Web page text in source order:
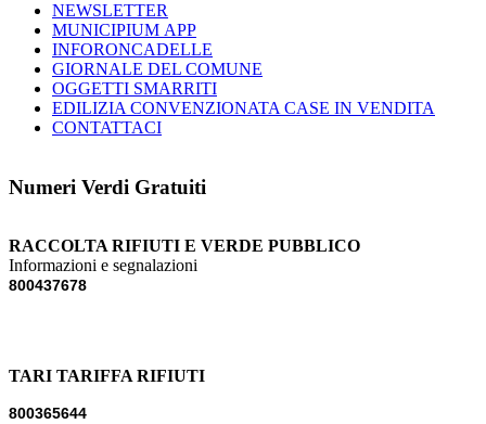
NEWSLETTER
MUNICIPIUM APP
INFORONCADELLE
GIORNALE DEL COMUNE
OGGETTI SMARRITI
EDILIZIA CONVENZIONATA CASE IN VENDITA
CONTATTACI
Numeri Verdi Gratuiti
RACCOLTA RIFIUTI E VERDE PUBBLICO
Informazioni e segnalazioni
800437678
TARI TARIFFA RIFIUTI
800365644